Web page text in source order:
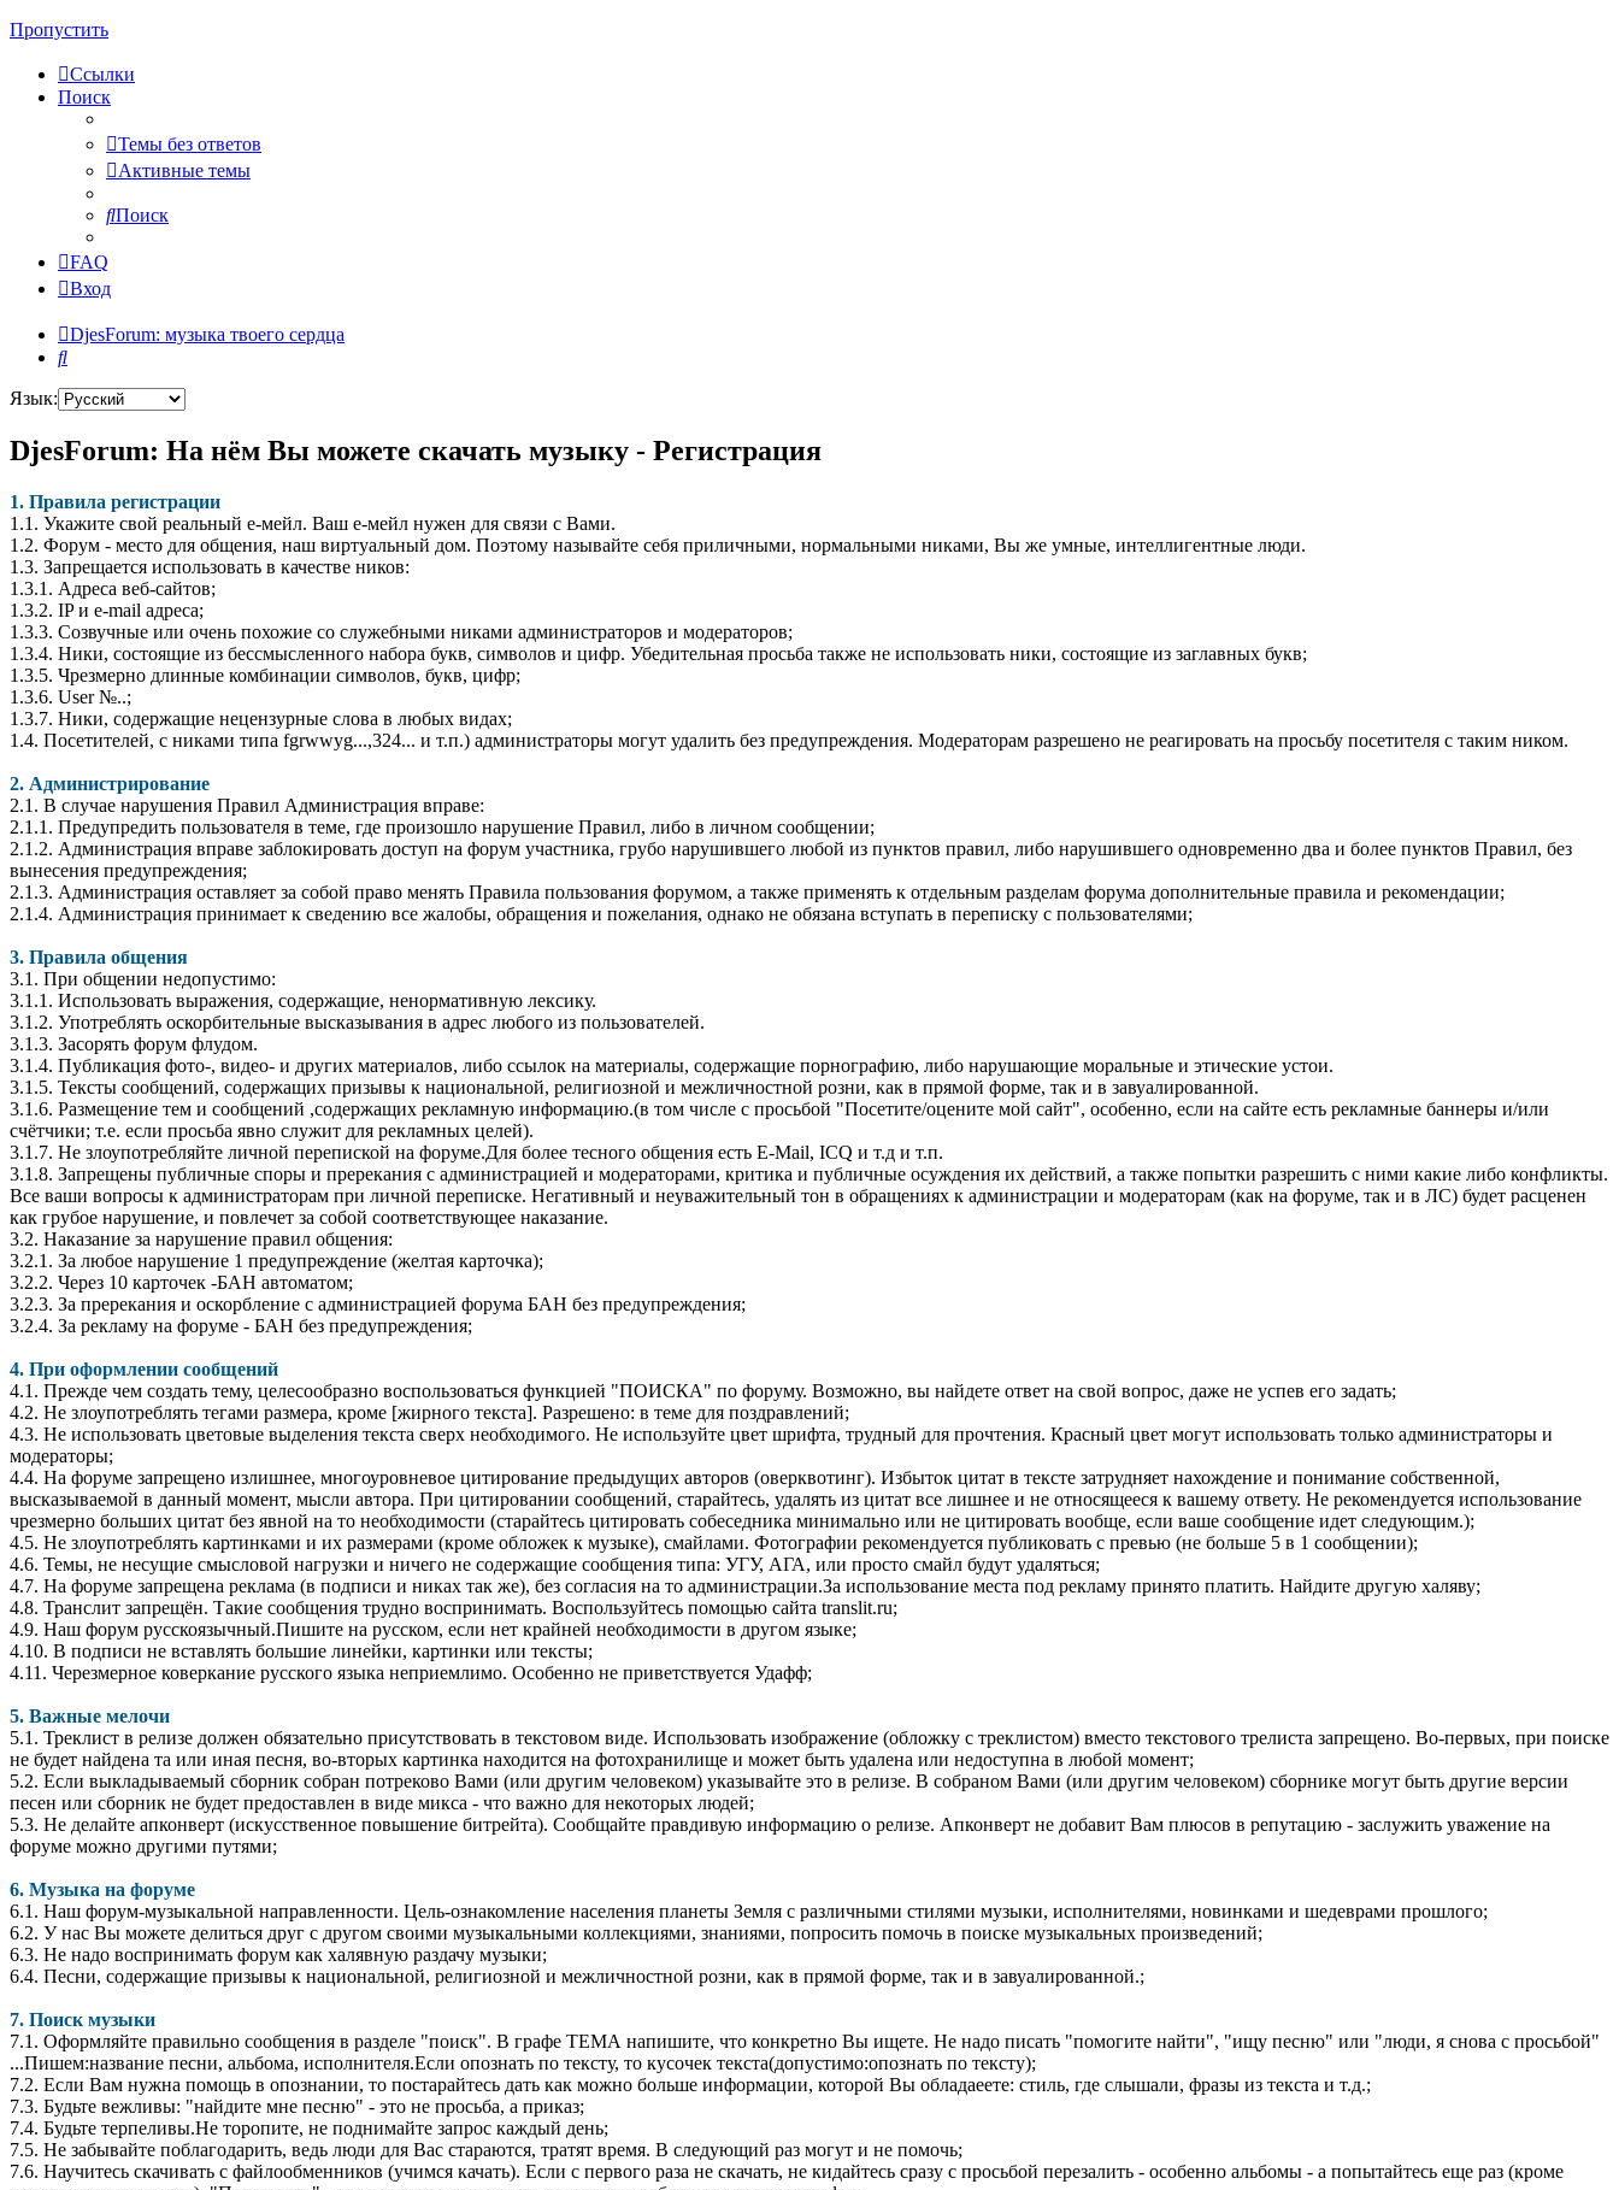
Пропустить
Ссылки
Поиск
Темы без ответов
Активные темы
Поиск
FAQ
Вход
DjesForum: музыка твоего сердца
Поиск
Язык:
DjesForum: На нём Вы можете скачать музыку - Регистрация
1. Правила регистрации
1.1. Укажите свой реальный е-мейл. Ваш е-мейл нужен для связи с Вами.
1.2. Форум - место для общения, наш виртуальный дом. Поэтому называйте себя приличными, нормальными никами, Вы же умные, интеллигентные люди.
1.3. Запрещается использовать в качестве ников:
1.3.1. Адреса веб-сайтов;
1.3.2. IP и e-mail адреса;
1.3.3. Созвучные или очень похожие со служебными никами администраторов и модераторов;
1.3.4. Ники, состоящие из бессмысленного набора букв, символов и цифр. Убедительная просьба также не использовать ники, состоящие из заглавных букв;
1.3.5. Чрезмерно длинные комбинации символов, букв, цифр;
1.3.6. User №..;
1.3.7. Ники, содержащие нецензурные слова в любых видах;
1.4. Посетителей, с никами типа fgrwwyg...,324... и т.п.) администраторы могут удалить без предупреждения. Модераторам разрешено не реагировать на просьбу посетителя с таким ником.
2. Администрирование
2.1. В случае нарушения Правил Администрация вправе:
2.1.1. Предупредить пользователя в теме, где произошло нарушение Правил, либо в личном сообщении;
2.1.2. Администрация вправе заблокировать доступ на форум участника, грубо нарушившего любой из пунктов правил, либо нарушившего одновременно два и более пунктов Правил, без
вынесения предупреждения;
2.1.3. Администрация оставляет за собой право менять Правила пользования форумом, а также применять к отдельным разделам форума дополнительные правила и рекомендации;
2.1.4. Администрация принимает к сведению все жалобы, обращения и пожелания, однако не обязана вступать в переписку с пользователями;
3. Правила общения
3.1. При общении недопустимо:
3.1.1. Использовать выражения, содержащие, ненормативную лексику.
3.1.2. Употреблять оскорбительные высказывания в адрес любого из пользователей.
3.1.3. Засорять форум флудом.
3.1.4. Публикация фото-, видео- и других материалов, либо ссылок на материалы, содержащие порнографию, либо нарушающие моральные и этические устои.
3.1.5. Тексты сообщений, содержащих призывы к национальной, религиозной и межличностной розни, как в прямой форме, так и в завуалированной.
3.1.6. Размещение тем и сообщений ,содержащих рекламную информацию.(в том числе с просьбой "Посетите/оцените мой сайт", особенно, если на сайте есть рекламные баннеры и/или
счётчики; т.е. если просьба явно служит для рекламных целей).
3.1.7. Не злоупотребляйте личной перепиской на форуме.Для более тесного общения есть E-Mail, ICQ и т.д и т.п.
3.1.8. Запрещены публичные споры и пререкания с администрацией и модераторами, критика и публичные осуждения их действий, а также попытки разрешить с ними какие либо конфликты.
Все ваши вопросы к администраторам при личной переписке. Негативный и неуважительный тон в обращениях к администрации и модераторам (как на форуме, так и в ЛС) будет расценен
как грубое нарушение, и повлечет за собой соответствующее наказание.
3.2. Наказание за нарушение правил общения:
3.2.1. За любое нарушение 1 предупреждение (желтая карточка);
3.2.2. Через 10 карточек -БАН автоматом;
3.2.3. За пререкания и оскорбление с администрацией форума БАН без предупреждения;
3.2.4. За рекламу на форуме - БАН без предупреждения;
4. При оформлении сообщений
4.1. Прежде чем создать тему, целесообразно воспользоваться функцией "ПОИСКА" по форуму. Возможно, вы найдете ответ на свой вопрос, даже не успев его задать;
4.2. Не злоупотреблять тегами размера, кроме [жирного текста]. Разрешено: в теме для поздравлений;
4.3. Не использовать цветовые выделения текста сверх необходимого. Не используйте цвет шрифта, трудный для прочтения. Красный цвет могут использовать только администраторы и
модераторы;
4.4. На форуме запрещено излишнее, многоуровневое цитирование предыдущих авторов (оверквотинг). Избыток цитат в тексте затрудняет нахождение и понимание собственной,
высказываемой в данный момент, мысли автора. При цитировании сообщений, старайтесь, удалять из цитат все лишнее и не относящееся к вашему ответу. Не рекомендуется использование
чрезмерно больших цитат без явной на то необходимости (старайтесь цитировать собеседника минимально или не цитировать вообще, если ваше сообщение идет следующим.);
4.5. Не злоупотреблять картинками и их размерами (кроме обложек к музыке), смайлами. Фотографии рекомендуется публиковать с превью (не больше 5 в 1 сообщении);
4.6. Темы, не несущие смысловой нагрузки и ничего не содержащие сообщения типа: УГУ, АГА, или просто смайл будут удаляться;
4.7. На форуме запрещена реклама (в подписи и никах так же), без согласия на то администрации.За использование места под рекламу принято платить. Найдите другую халяву;
4.8. Транслит запрещён. Такие сообщения трудно воспринимать. Воспользуйтесь помощью сайта translit.ru;
4.9. Наш форум русскоязычный.Пишите на русском, если нет крайней необходимости в другом языке;
4.10. В подписи не вставлять большие линейки, картинки или тексты;
4.11. Черезмерное коверкание русского языка неприемлимо. Особенно не приветствуется Удафф;
5. Важные мелочи
5.1. Треклист в релизе должен обязательно присутствовать в текстовом виде. Использовать изображение (обложку с треклистом) вместо текстового трелиста запрещено. Во-первых, при поиске
не будет найдена та или иная песня, во-вторых картинка находится на фотохранилище и может быть удалена или недоступна в любой момент;
5.2. Если выкладываемый сборник собран потреково Вами (или другим человеком) указывайте это в релизе. В собраном Вами (или другим человеком) сборнике могут быть другие версии
песен или сборник не будет предоставлен в виде микса - что важно для некоторых людей;
5.3. Не делайте апконверт (искусственное повышение битрейта). Сообщайте правдивую информацию о релизе. Апконверт не добавит Вам плюсов в репутацию - заслужить уважение на
форуме можно другими путями;
6. Музыка на форуме
6.1. Наш форум-музыкальной направленности. Цель-ознакомление населения планеты Земля с различными стилями музыки, исполнителями, новинками и шедеврами прошлого;
6.2. У нас Вы можете делиться друг с другом своими музыкальными коллекциями, знаниями, попросить помочь в поиске музыкальных произведений;
6.3. Не надо воспринимать форум как халявную раздачу музыки;
6.4. Песни, содержащие призывы к национальной, религиозной и межличностной розни, как в прямой форме, так и в завуалированной.;
7. Поиск музыки
7.1. Оформляйте правильно сообщения в разделе "поиск". В графе ТЕМА напишите, что конкретно Вы ищете. Не надо писать "помогите найти", "ищу песню" или "люди, я снова с просьбой"
...Пишем:название песни, альбома, исполнителя.Если опознать по тексту, то кусочек текста(допустимо:опознать по тексту);
7.2. Если Вам нужна помощь в опознании, то постарайтесь дать как можно больше информации, которой Вы обладаеете: стиль, где слышали, фразы из текста и т.д.;
7.3. Будьте вежливы: "найдите мне песню" - это не просьба, а приказ;
7.4. Будьте терпеливы.Не торопите, не поднимайте запрос каждый день;
7.5. Не забывайте поблагодарить, ведь люди для Вас стараются, тратят время. В следующий раз могут и не помочь;
7.6. Научитесь скачивать с файлообменников (учимся качать). Если с первого раза не скачать, не кидайтесь сразу с просьбой перезалить - особенно альбомы - а попытайтесь еще раз (кроме